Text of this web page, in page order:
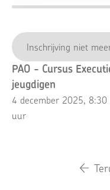
Inschrijving niet
PAO - Cursus
jeugdigen
4 december 2025,
uur